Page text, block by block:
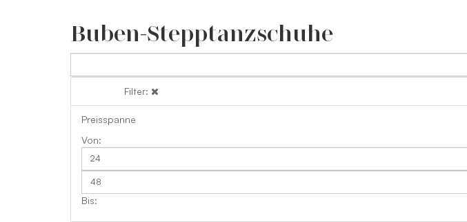
Buben-Stepptanzschuhe
Filter:
Preisspanne